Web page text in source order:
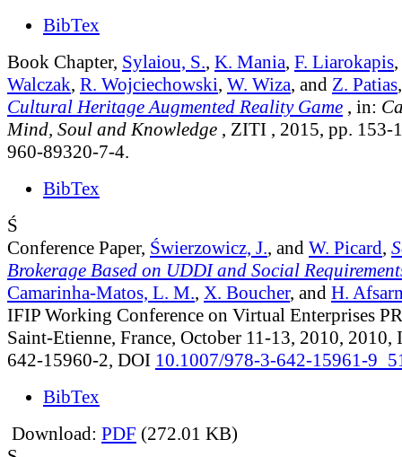
BibTex
Book Chapter, Sylaiou, S., K. Mania, F. Liarokapis,
Walczak, R. Wojciechowski, W. Wiza, and Z. Patias
Cultural Heritage Augmented Reality Game , in:
Mind, Soul and Knowledge , ZITI , 2015, pp. 153-
960-89320-7-4.
BibTex
Ś
Conference Paper, Świerzowicz, J., and W. Picard,
Brokerage Based on UDDI and Social
Camarinha-Matos, L. M., X. Boucher, and H.
IFIP Working Conference on Virtual Enterprises
Saint-Etienne, France, October 11-13, 2010,
642-15960-2, DOI 10.1007/978-3-642-15961-
BibTex
Download: PDF (272.01 KB)